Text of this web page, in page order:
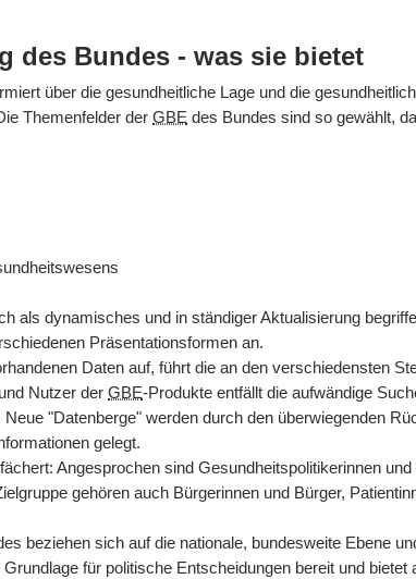
des Bundes - was sie bietet
über die gesundheitliche Lage und die
Themenfelder der GBE des Bundes sind so gewählt,
als dynamisches und in ständiger Aktualisierung
Präsentationsformen an.
Daten auf, führt die an den verschiedensten
Nutzer der GBE-Produkte entfällt die aufwändige
"Datenberge" werden durch den überwiegenden
gelegt.
Angesprochen sind Gesundheitspolitikerinnen
gehören auch Bürgerinnen und Bürger,
beziehen sich auf die nationale, bundesweite Ebene
für politische Entscheidungen bereit und